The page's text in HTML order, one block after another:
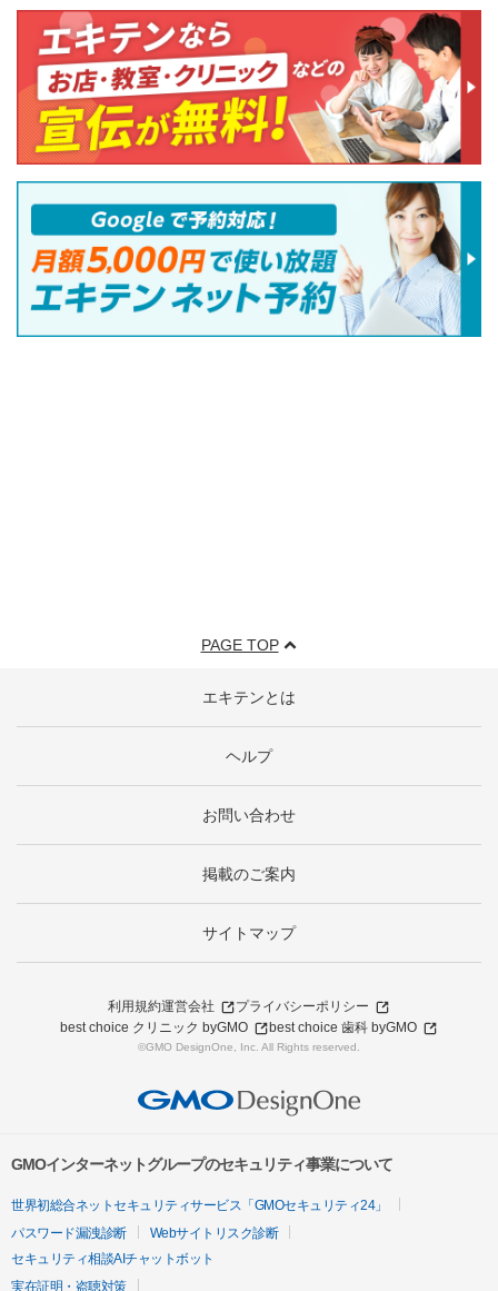
PAGE TOP
エキテンとは
ヘルプ
お問い合わせ
掲載のご案内
サイトマップ
利用規約運営会社
プライバシーポリシー
best choice クリニック byGMO
best choice 歯科 byGMO
©GMO DesignOne, Inc. All Rights reserved.
GMOインターネットグループのセキュリティ事業について
世界初総合ネットセキュリティサービス「GMOセキュリティ24」
パスワード漏洩診断
Webサイトリスク診断
セキュリティ相談AIチャットボット
実在証明・盗聴対策